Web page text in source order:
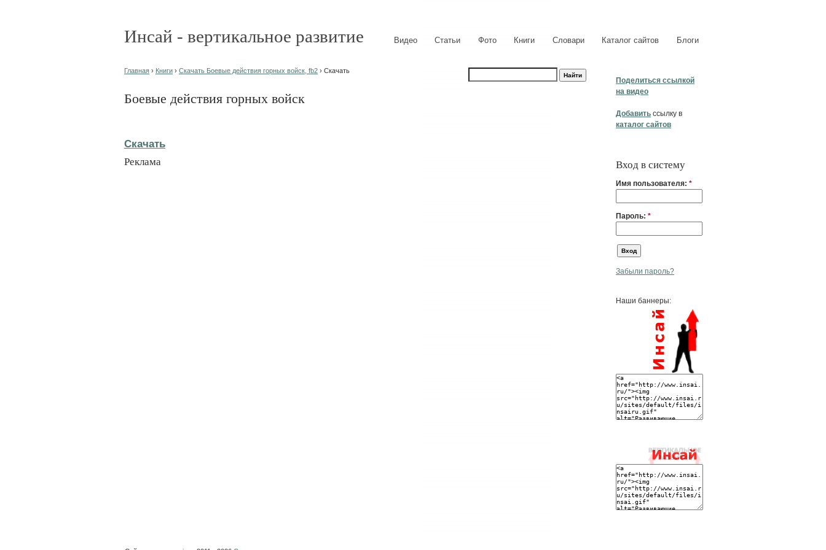
Инсай - вертикальное развитие Видео Статьи Фото Книги Словари Каталог сайтов Блоги
Поделиться ссылкой
на видео
Добавить ссылку в
каталог сайтов
Вход в систему
Имя пользователя: *
Пароль: *
Забыли пароль?
Наши баннеры:
Главная › Книги › Скачать Боевые действия горных войск, fb2 › Скачать
Боевые действия горных войск
Скачать
Реклама